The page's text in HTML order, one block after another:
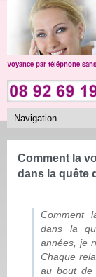
Voyance par téléphone
Comment la
dans la quête
Comment
dans la
années, je
Chaque
au bout de